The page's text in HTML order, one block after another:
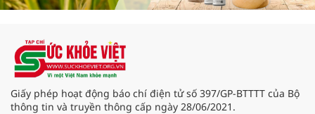
Giấy phép hoạt động báo chí điện tử số 397/GP-BTTTT của Bộ
thông tin và truyền thông cấp ngày 28/06/2021.